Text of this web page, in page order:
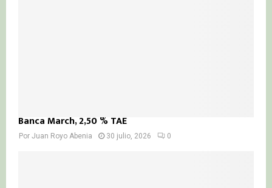
Banca March, 2,50 % TAE
Por Juan Royo Abenia 30 julio, 2026 0